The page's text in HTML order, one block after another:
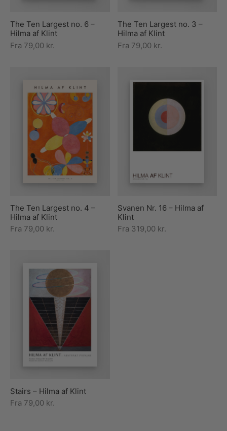
The Ten Largest no. 6 –
Hilma af Klint
Fra 79,00 kr.
The Ten Largest no. 3 –
Hilma af Klint
Fra 79,00 kr.
The Ten Largest no. 4 –
Hilma af Klint
Fra 79,00 kr.
Svanen Nr. 16 – Hilma af
Klint
Fra 319,00 kr.
Stairs – Hilma af Klint
Fra 79,00 kr.